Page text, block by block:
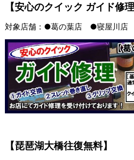
【安心のクイック ガイド修理
対象店舗：●葛の葉店 ●寝屋川店
【琵琶湖大橋往復無料】